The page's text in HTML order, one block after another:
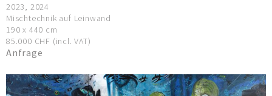
2023, 2024
Mischtechnik auf Leinwand
190 x 440 cm
85.000 CHF (incl. VAT)
Anfrage